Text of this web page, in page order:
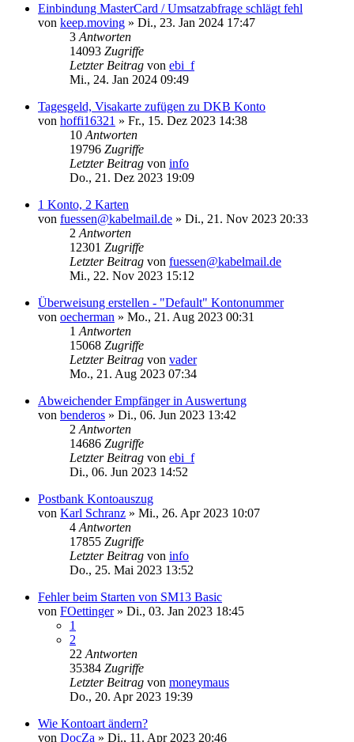
Einbindung MasterCard / Umsatzabfrage schlägt fehl
von keep.moving » Di., 23. Jan 2024 17:47
3 Antworten
14093 Zugriffe
Letzter Beitrag von ebi_f
Mi., 24. Jan 2024 09:49
Tagesgeld, Visakarte zufügen zu DKB Konto
von hoffi16321 » Fr., 15. Dez 2023 14:38
10 Antworten
19796 Zugriffe
Letzter Beitrag von info
Do., 21. Dez 2023 19:09
1 Konto, 2 Karten
von fuessen@kabelmail.de » Di., 21. Nov 2023 20:33
2 Antworten
12301 Zugriffe
Letzter Beitrag von fuessen@kabelmail.de
Mi., 22. Nov 2023 15:12
Überweisung erstellen - "Default" Kontonummer
von oecherman » Mo., 21. Aug 2023 00:31
1 Antworten
15068 Zugriffe
Letzter Beitrag von vader
Mo., 21. Aug 2023 07:34
Abweichender Empfänger in Auswertung
von benderos » Di., 06. Jun 2023 13:42
2 Antworten
14686 Zugriffe
Letzter Beitrag von ebi_f
Di., 06. Jun 2023 14:52
Postbank Kontoauszug
von Karl Schranz » Mi., 26. Apr 2023 10:07
4 Antworten
17855 Zugriffe
Letzter Beitrag von info
Do., 25. Mai 2023 13:52
Fehler beim Starten von SM13 Basic
von FOettinger» Di., 03. Jan 2023 18:45
1
2
22 Antworten
35384 Zugriffe
Letzter Beitrag von moneymaus
Do., 20. Apr 2023 19:39
Wie Kontoart ändern?
von DocZa » Di., 11. Apr 2023 20:46